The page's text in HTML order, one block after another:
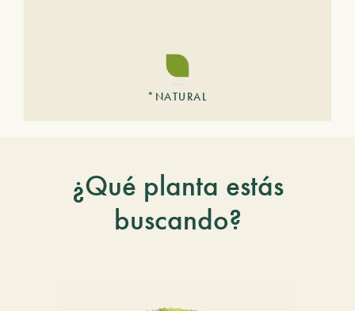
*NATURAL
¿Qué planta estás
buscando?